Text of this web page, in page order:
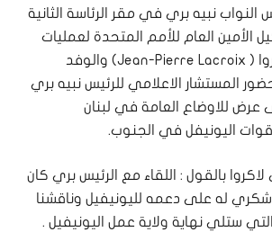
نبيه بري في مقر الرئاسة الثانية
الأمين العام للأمم المتحدة لعمليات
السلام جان بيار لاكروا ( Jean-Pierre Lacroix) والوفد
المستشار الاعلامي للرئيس نبيه بري
للاوضاع العامة في لبنان
اليونيفل في الجنوب.
بالقول : اللقاء مع الرئيس بري كان
شكري له على دعمه لليونيفيل وناقشنا
ستلي نهاية ولاية عمل اليونيفيل .